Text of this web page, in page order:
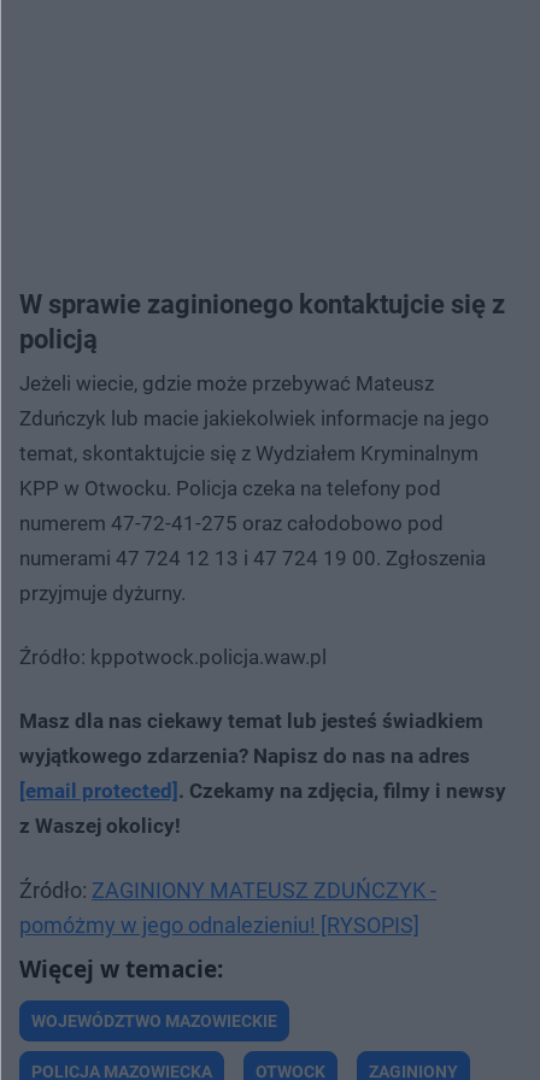
W sprawie zaginionego kontaktujcie się z
policją
Jeżeli wiecie, gdzie może przebywać Mateusz
Zduńczyk lub macie jakiekolwiek informacje na jego
temat, skontaktujcie się z Wydziałem Kryminalnym
KPP w Otwocku. Policja czeka na telefony pod
numerem 47-72-41-275 oraz całodobowo pod
numerami 47 724 12 13 i 47 724 19 00. Zgłoszenia
przyjmuje dyżurny.
Źródło: kppotwock.policja.waw.pl
Masz dla nas ciekawy temat lub jesteś świadkiem
wyjątkowego zdarzenia? Napisz do nas na adres
[email protected] . Czekamy na zdjęcia, filmy i newsy
z Waszej okolicy!
Źródło: ZAGINIONY MATEUSZ ZDUŃCZYK -
pomóżmy w jego odnalezieniu! [RYSOPIS]
WOJEWÓDZTWO MAZOWIECKIE
POLICJA MAZOWIECKA OTWOCK ZAGINIONY